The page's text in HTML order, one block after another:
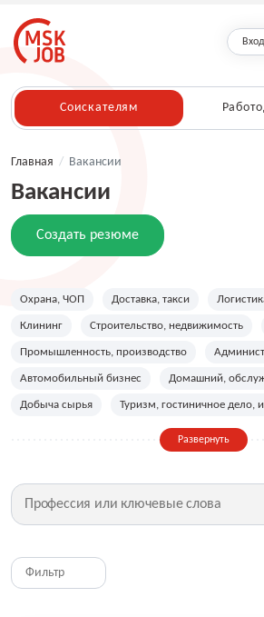
Соискателям
Главная / Вакансии
Вакансии
Создать резюме
Охрана, ЧОП Доставка, такси
Клининг Строительство, недвижимость
Промышленность, производство
Автомобильный бизнес Домашний,
Добыча сырья Туризм, гостиничное дело,
Дизайн, искусство,
Фитнес, красота, спорт Страхование
Медицина, фармацевтика Маркетинг, PR,
HR, управление персоналом
Топ менеджмент, руководители
Развернуть
Фильтр